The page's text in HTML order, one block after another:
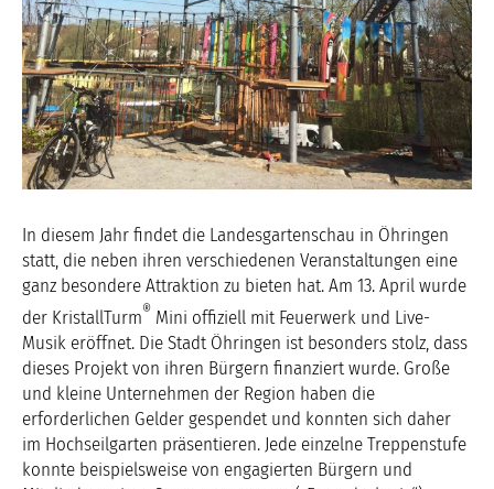
In diesem Jahr findet die Landesgartenschau in Öhringen
statt, die neben ihren verschiedenen Veranstaltungen eine
ganz besondere Attraktion zu bieten hat. Am 13. April wurde
der KristallTurm® Mini offiziell mit Feuerwerk und Live-
Musik eröffnet. Die Stadt Öhringen ist besonders stolz, dass
dieses Projekt von ihren Bürgern finanziert wurde. Große
und kleine Unternehmen der Region haben die
erforderlichen Gelder gespendet und konnten sich daher
im Hochseilgarten präsentieren. Jede einzelne Treppenstufe
konnte beispielsweise von engagierten Bürgern und